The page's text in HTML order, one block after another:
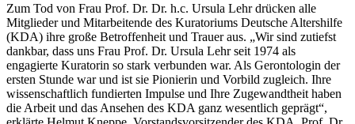
Zum Tod von Frau Prof. Dr. Dr. h.c. Ursula Lehr drücken alle
Mitglieder und Mitarbeitende des Kuratoriums Deutsche Altershilfe
(KDA) ihre große Betroffenheit und Trauer aus. „Wir sind zutiefst
dankbar, dass uns Frau Prof. Dr. Ursula Lehr seit 1974 als
engagierte Kuratorin so stark verbunden war. Als Gerontologin der
ersten Stunde war und ist sie Pionierin und Vorbild zugleich. Ihre
wissenschaftlich fundierten Impulse und Ihre Zugewandtheit haben
die Arbeit und das Ansehen des KDA ganz wesentlich geprägt“,